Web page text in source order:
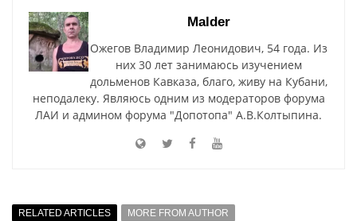
Malder
Ожегов Владимир Леонидович, 54 года. Из
них 30 лет занимаюсь изучением
дольменов Кавказа, благо, живу на Кубани,
неподалеку. Являюсь одним из модераторов форума
ЛАИ и админом форума "Допотопа" А.В.Колтыпина.
RELATED ARTICLES
MORE FROM AUTHOR